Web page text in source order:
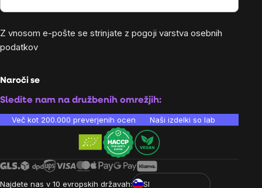
Z vnosom e-pošte se strinjate z pogoji varstva osebnih
podatkov
Naroči se
Sledite nam na družbenih omrežjih:
Več kot 200.000 preverjenih ocen Naši izdelki so laboratorijsko
Najdete nas v 10 evropskih državah:
SI